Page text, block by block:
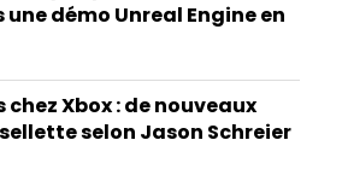
démo Unreal Engine en
Xbox : de nouveaux
selon Jason Schreier